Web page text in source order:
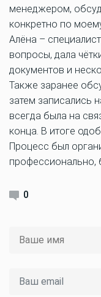
менеджером,
конкретно по
Алёна –
вопросы, дала
документов и
Также заранее
затем записались
всегда была на
конца. В итоге
Процесс был
профессионально,
0